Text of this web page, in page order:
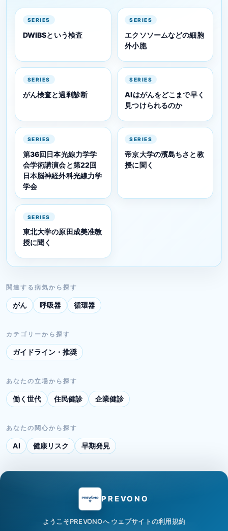
SERIES
DWIBSという検査
SERIES
エクソソームなどの細胞
外小胞
SERIES
がん検査と過剰診断
SERIES
AIはがんをどこまで早く
見つけられるのか
SERIES
第36回日本光線力学学
会学術講演会と第22回
日本脳神経外科光線力学
学会
SERIES
帝京大学の濱島ちさと教
授に聞く
SERIES
東北大学の原田成美准教
授に聞く
関連する病気から探す
がん 呼吸器 循環器
カテゴリーから探す
ガイドライン・推奨
あなたの立場から探す
働く世代 住民健診 企業健診
あなたの関心から探す
AI 健康リスク 早期発見
PREVONO
ようこそPREVONOへ ウェブサイトの利用規約